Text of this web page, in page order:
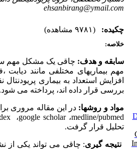
ehsanbirang@ymail.com
چکیده: (۹۷۸۱ مشاهده)
خلاصه:
سابقه و هدف: چاقی یک مشکل مهم
مهم بیماریهای مختلفی مانند
افزایش استعداد به بیماری
بررسی قرار داده اند، پرداخته می شود.
مواد و روشها: در این مقاله مروری
pubmed
/
medline،google scholar،
تحلیل قرار گرفت.
نتیجه گیری: چاقی می تواند یکی از